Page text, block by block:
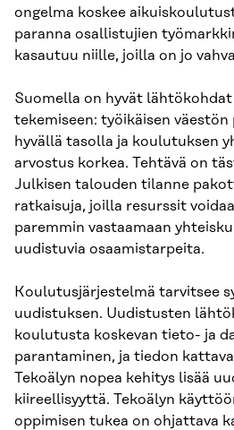
ongelma koskee
paranna osallistujien
kasautuu niille, joilla on jo
Suomella on hyvät
tekemiseen: työikäisen väestön
hyvällä tasolla ja koulutuksen
arvostus korkea. Tehtävä on
Julkisen talouden tilanne
ratkaisuja, joilla resurssit
paremmin vastaamaan
uudistuvia osaamistarpeita.
Koulutusjärjestelmä tarvitsee
uudistuksen. Uudistusten
koulutusta koskevan tieto- ja
parantaminen, ja tiedon
Tekoälyn nopea kehitys lisää
kiireellisyyttä. Tekoälyn
oppimisen tukea on ohjattava